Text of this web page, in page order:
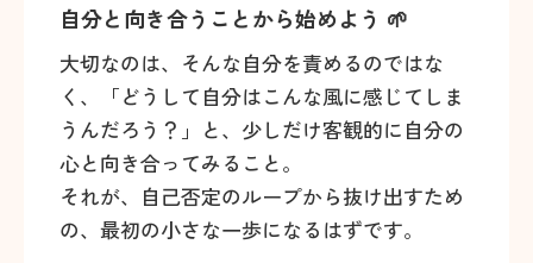
自分と向き合うことから始めよう 🌱
大切なのは、そんな自分を責めるのではな
く、「どうして自分はこんな風に感じてしま
うんだろう？」と、少しだけ客観的に自分の
心と向き合ってみること。
それが、自己否定のループから抜け出すため
の、最初の小さな一歩になるはずです。